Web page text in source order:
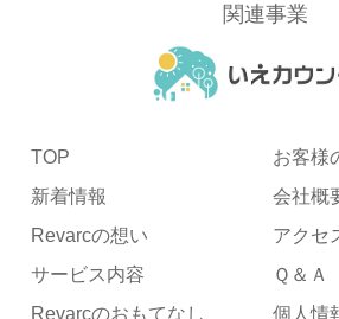
関連事業
TOP
新着情報
Revarcの想い
サービス内容
Revarcのおもてなし
お客様
会社概
アクセ
Ｑ＆Ａ
個人情